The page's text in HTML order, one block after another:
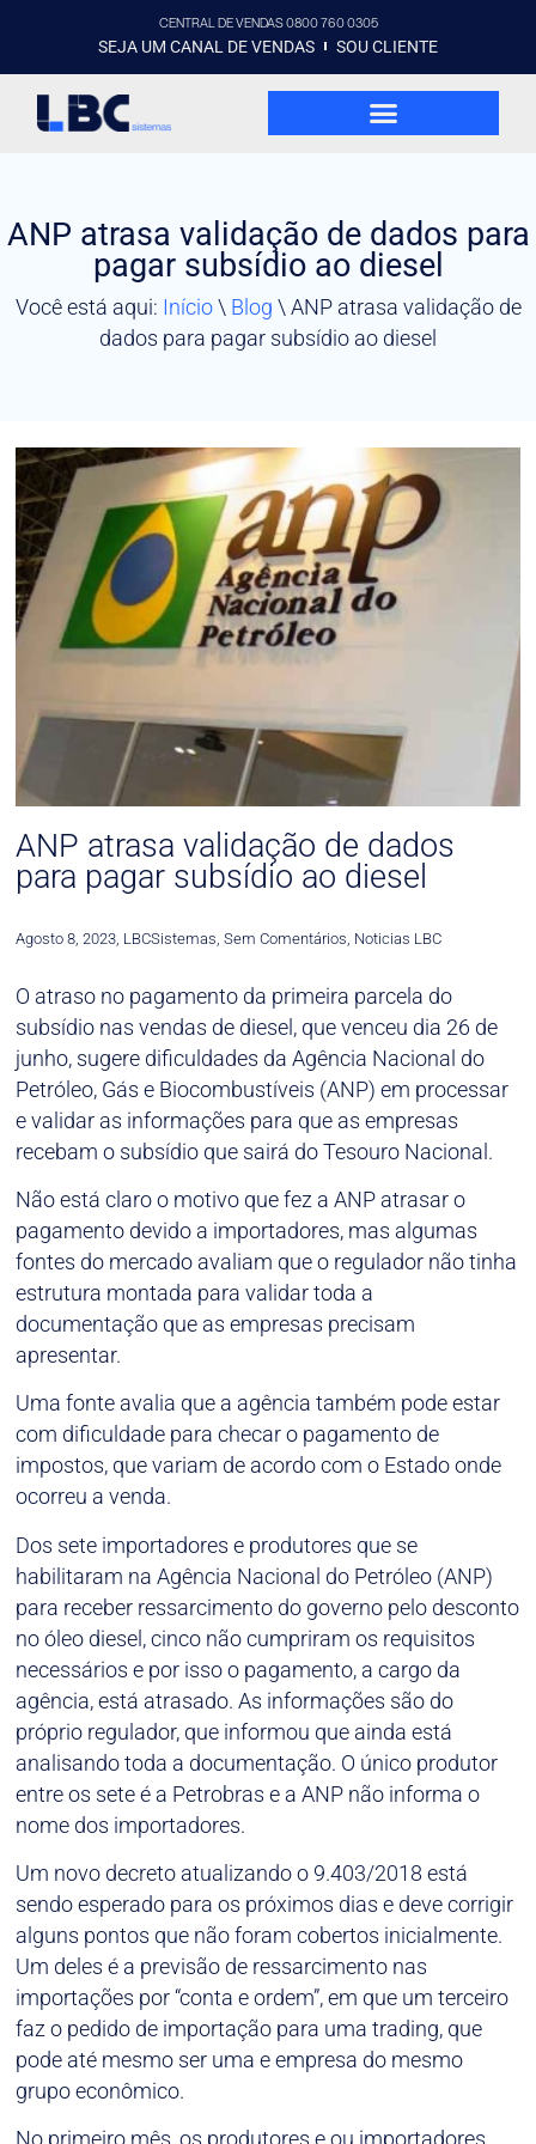
CENTRAL DE VENDAS 0800 760 0305
SEJA UM CANAL DE VENDAS SOU CLIENTE
ANP atrasa validação de dados para
pagar subsídio ao diesel
Você está aqui: Início\ Blog \ ANP atrasa validação de
dados para pagar subsídio ao diesel
ANP atrasa validação de dados
para pagar subsídio ao diesel
Agosto 8, 2023, LBCSistemas, Sem Comentários, Noticias LBC
O atraso no pagamento da primeira parcela do
subsídio nas vendas de diesel, que venceu dia 26 de
junho, sugere dificuldades da Agência Nacional do
Petróleo, Gás e Biocombustíveis (ANP) em processar
e validar as informações para que as empresas
recebam o subsídio que sairá do Tesouro Nacional.
Não está claro o motivo que fez a ANP atrasar o
pagamento devido a importadores, mas algumas
fontes do mercado avaliam que o regulador não tinha
estrutura montada para validar toda a
documentação que as empresas precisam
apresentar.
Uma fonte avalia que a agência também pode estar
com dificuldade para checar o pagamento de
impostos, que variam de acordo com o Estado onde
ocorreu a venda.
Dos sete importadores e produtores que se
habilitaram na Agência Nacional do Petróleo (ANP)
para receber ressarcimento do governo pelo desconto
no óleo diesel, cinco não cumpriram os requisitos
necessários e por isso o pagamento, a cargo da
agência, está atrasado. As informações são do
próprio regulador, que informou que ainda está
analisando toda a documentação. O único produtor
entre os sete é a Petrobras e a ANP não informa o
nome dos importadores.
Um novo decreto atualizando o 9.403/2018 está
sendo esperado para os próximos dias e deve corrigir
alguns pontos que não foram cobertos inicialmente.
Um deles é a previsão de ressarcimento nas
importações por “conta e ordem”, em que um terceiro
faz o pedido de importação para uma trading, que
pode até mesmo ser uma e empresa do mesmo
grupo econômico.